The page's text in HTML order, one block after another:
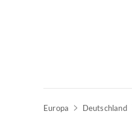
Europa Deutschland